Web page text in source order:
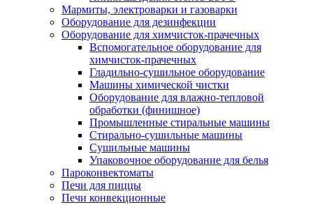
Мармиты, электроварки и газоварки
Оборудование для дезинфекции
Оборудование для химчисток-прачечных
Вспомогательное оборудование для
химчисток-прачечных
Гладильно-сушильное оборудование
Машины химической чистки
Оборудование для влажно-тепловой
обработки (финишное)
Промышленные стиральные машины
Стирально-сушильные машины
Сушильные машины
Упаковочное оборудование для белья
Пароконвектоматы
Печи для пиццы
Печи конвекционные